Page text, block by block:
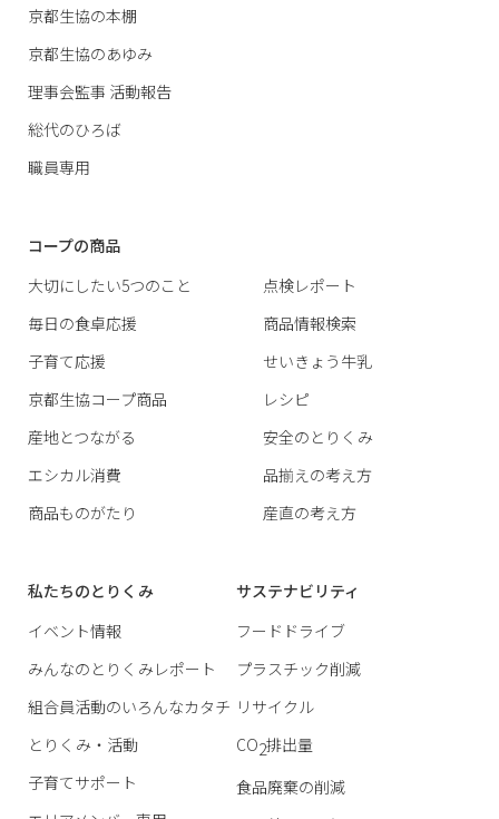
京都生協の本棚
京都生協のあゆみ
理事会監事 活動報告
総代のひろば
職員専用
コープの商品
大切にしたい5つのこと
毎日の食卓応援
子育て応援
京都生協コープ商品
産地とつながる
エシカル消費
商品ものがたり
点検レポート
商品情報検索
せいきょう牛乳
レシピ
安全のとりくみ
品揃えの考え方
産直の考え方
私たちのとりくみ
イベント情報
みんなのとりくみレポート
組合員活動のいろんなカタチ
とりくみ・活動
子育てサポート
サステナビリティ
フードドライブ
プラスチック削減
リサイクル
CO2排出量
食品廃棄の削減